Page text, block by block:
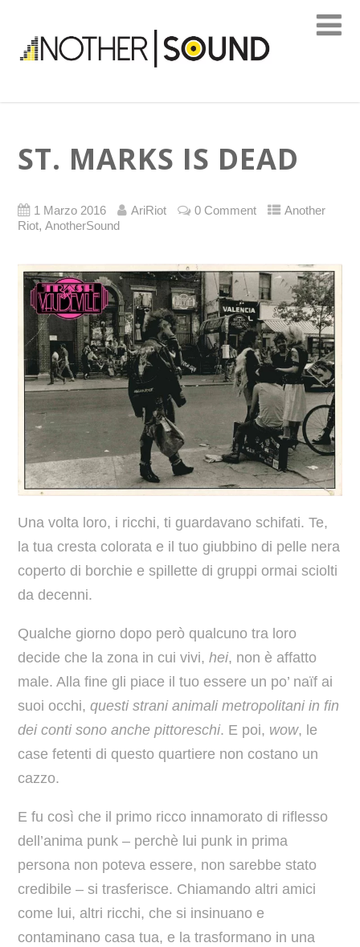
ST. MARKS IS DEAD
1 Marzo 2016 AriRiot 0 Comment
Another
Riot, AnotherSound
Una volta loro, i ricchi, ti guardavano schifati. Te,
la tua cresta colorata e il tuo giubbino di pelle nera
coperto di borchie e spillette di gruppi ormai sciolti
da decenni.
Qualche giorno dopo però qualcuno tra loro
decide che la zona in cui vivi, hei, non è affatto
male. Alla fine gli piace il tuo essere un po’ naïf ai
suoi occhi, questi strani animali metropolitani in fin
dei conti sono anche pittoreschi. E poi, wow, le
case fetenti di questo quartiere non costano un
cazzo.
E fu così che il primo ricco innamorato di riflesso
dell’anima punk – perchè lui punk in prima
persona non poteva essere, non sarebbe stato
credibile – si trasferisce. Chiamando altri amici
come lui, altri ricchi, che si insinuano e
contaminano casa tua, e la trasformano in una